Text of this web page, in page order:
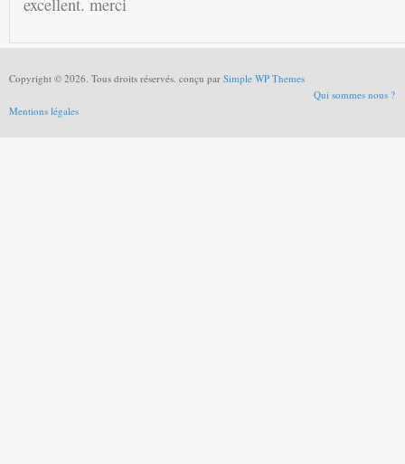
Copyright © 2026. Tous droits réservés. conçu par Simple WP Themes
Qui sommes nous ?
Mentions légales